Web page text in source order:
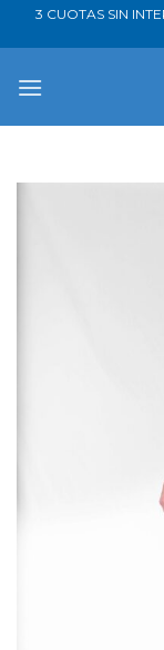
Saltar3 CUOTAS SIN